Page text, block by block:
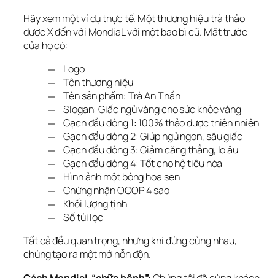
Hãy xem một ví dụ thực tế. Một thương hiệu trà thảo
dược X đến với MondiaL với một bao bì cũ. Mặt trước
của họ có:
Logo
Tên thương hiệu
Tên sản phẩm: Trà An Thần
Slogan: Giấc ngủ vàng cho sức khỏe vàng
Gạch đầu dòng 1: 100% thảo dược thiên nhiên
Gạch đầu dòng 2: Giúp ngủ ngon, sâu giấc
Gạch đầu dòng 3: Giảm căng thẳng, lo âu
Gạch đầu dòng 4: Tốt cho hệ tiêu hóa
Hình ảnh một bông hoa sen
Chứng nhận OCOP 4 sao
Khối lượng tịnh
Số túi lọc
Tất cả đều quan trọng, nhưng khi đứng cùng nhau,
chúng tạo ra một mớ hỗn độn.